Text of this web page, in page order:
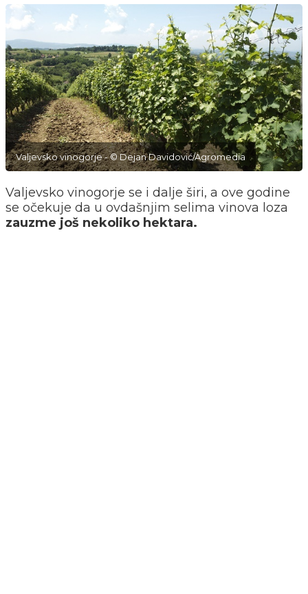
Valjevsko vinogorje - © Dejan Davidović/Agromedia
Valjevsko vinogorje se i dalje širi, a ove godine
se očekuje da u ovdašnjim selima vinova loza
zauzme još nekoliko hektara.